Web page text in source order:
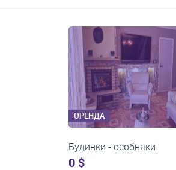
ОРЕНДА
1-кімнатні квартири
0 $